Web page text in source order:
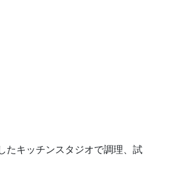
たキッチンスタジオで調理、試